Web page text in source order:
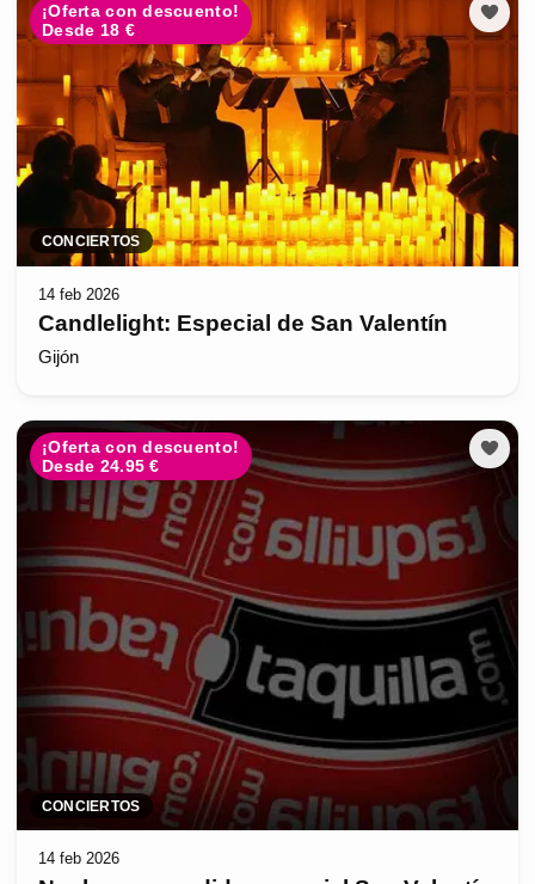
¡Oferta con descuento!
Desde 18 €
CONCIERTOS
14 feb 2026
Candlelight: Especial de San Valentín
Gijón
¡Oferta con descuento!
Desde 24.95 €
CONCIERTOS
14 feb 2026